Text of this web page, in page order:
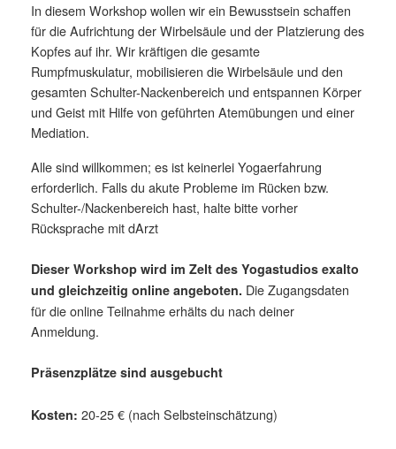
In diesem Workshop wollen wir ein Bewusstsein schaffen
für die Aufrichtung der Wirbelsäule und der Platzierung des
Kopfes auf ihr. Wir kräftigen die gesamte
Rumpfmuskulatur, mobilisieren die Wirbelsäule und den
gesamten Schulter-Nackenbereich und entspannen Körper
und Geist mit Hilfe von geführten Atemübungen und einer
Mediation.
Alle sind willkommen; es ist keinerlei Yogaerfahrung
erforderlich. Falls du akute Probleme im Rücken bzw.
Schulter-/Nackenbereich hast, halte bitte vorher
Rücksprache mit dArzt
Dieser Workshop wird im Zelt des Yogastudios exalto
und gleichzeitig online angeboten. Die Zugangsdaten
für die online Teilnahme erhälts du nach deiner
Anmeldung.
Präsenzplätze sind ausgebucht
Kosten: 20-25 € (nach Selbsteinschätzung)